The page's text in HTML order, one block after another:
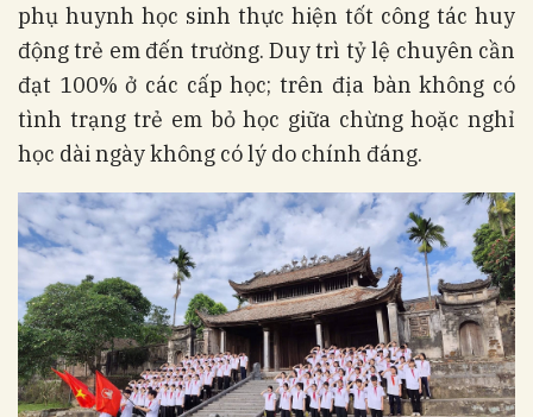
phụ huynh học sinh thực hiện tốt công tác huy
động trẻ em đến trường. Duy trì tỷ lệ chuyên cần
đạt 100% ở các cấp học; trên địa bàn không có
tình trạng trẻ em bỏ học giữa chừng hoặc nghỉ
học dài ngày không có lý do chính đáng.